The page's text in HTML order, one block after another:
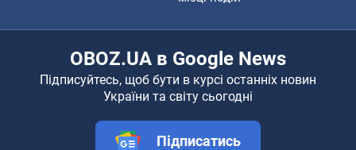
OBOZ.UA в Google News
Підписуйтесь, щоб бути в курсі останніх новин
України та світу сьогодні
Підписатись